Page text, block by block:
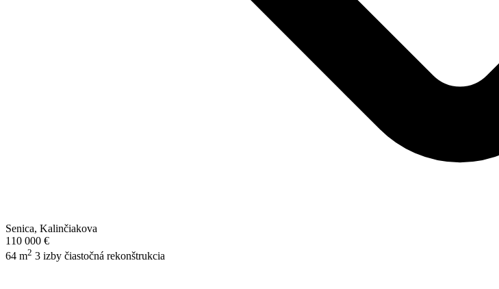
Senica, Kalinčiakova
110 000 €
64 m2 3 izby čiastočná rekonštrukcia